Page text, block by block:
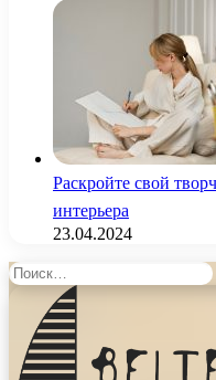
Раскройте свой
интерьера
23.04.2024
Найти: